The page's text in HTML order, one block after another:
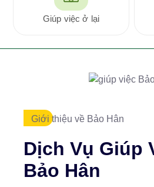
Giúp việc ở lại
Giới thiệu về Bảo Hân
Dịch Vụ Giúp
Bảo Hân